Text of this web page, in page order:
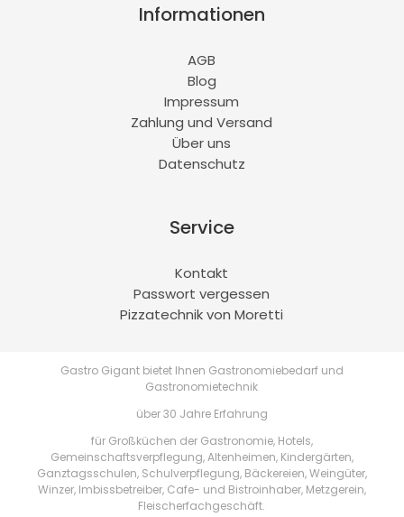
Informationen
AGB
Blog
Impressum
Zahlung und Versand
Über uns
Datenschutz
Service
Kontakt
Passwort vergessen
Pizzatechnik von Moretti
Gastro Gigant bietet Ihnen Gastronomiebedarf und
Gastronomietechnik
über 30 Jahre Erfahrung
für Großküchen der Gastronomie, Hotels,
Gemeinschaftsverpflegung, Altenheimen, Kindergärten,
Ganztagsschulen, Schulverpflegung, Bäckereien, Weingüter,
Winzer, Imbissbetreiber, Cafe- und Bistroinhaber, Metzgerein,
Fleischerfachgeschäft.